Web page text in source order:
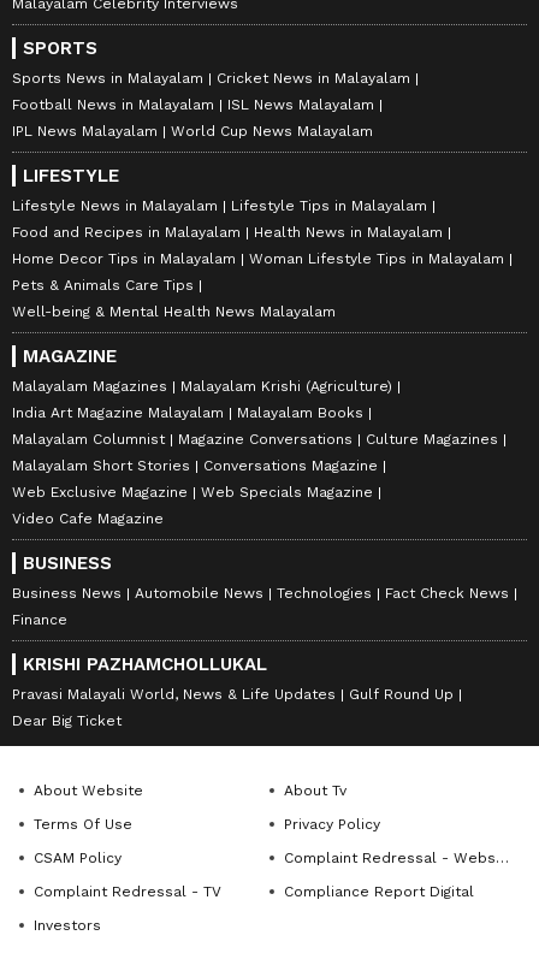
Malayalam Celebrity Interviews
SPORTS
Sports News in Malayalam
Cricket News in Malayalam
Football News in Malayalam
ISL News Malayalam
IPL News Malayalam
World Cup News Malayalam
LIFESTYLE
Lifestyle News in Malayalam
Lifestyle Tips in Malayalam
Food and Recipes in Malayalam
Health News in Malayalam
Home Decor Tips in Malayalam
Woman Lifestyle Tips in Malayalam
Pets & Animals Care Tips
Well-being & Mental Health News Malayalam
MAGAZINE
Malayalam Magazines
Malayalam Krishi (Agriculture)
India Art Magazine Malayalam
Malayalam Books
Malayalam Columnist
Magazine Conversations
Culture Magazines
Malayalam Short Stories
Conversations Magazine
Web Exclusive Magazine
Web Specials Magazine
Video Cafe Magazine
BUSINESS
Business News Automobile News Technologies
Fact Check News
Finance
KRISHI PAZHAMCHOLLUKAL
Pravasi Malayali World, News & Life Updates
Gulf Round Up
Dear Big Ticket
About Website
About Tv
Terms Of Use
Privacy Policy
CSAM Policy
Complaint Redressal - Website
Complaint Redressal - TV
Compliance Report Digital
Investors